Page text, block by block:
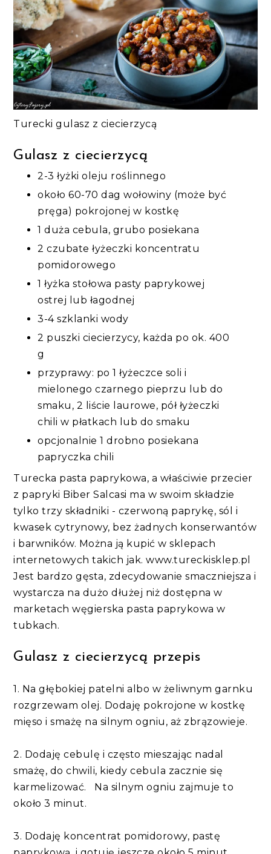
Turecki gulasz z ciecierzycą
Gulasz z ciecierzycą
2-3 łyżki oleju roślinnego
około 60-70 dag wołowiny (może być
pręga) pokrojonej w kostkę
1 duża cebula, grubo posiekana
2 czubate łyżeczki koncentratu
pomidorowego
1 łyżka stołowa pasty paprykowej
ostrej lub łagodnej
3-4 szklanki wody
2 puszki ciecierzycy, każda po ok. 400
g
przyprawy: po 1 łyżeczce soli i
mielonego czarnego pieprzu lub do
smaku, 2 liście laurowe, pół łyżeczki
chili w płatkach lub do smaku
opcjonalnie 1 drobno posiekana
papryczka chili
Turecka pasta paprykowa, a właściwie przecier
z papryki Biber Salcasi ma w swoim składzie
tylko trzy składniki - czerwoną paprykę, sól i
kwasek cytrynowy, bez żadnych konserwantów
i barwników. Można ją kupić w sklepach
internetowych takich jak. www.tureckisklep.pl
Jest bardzo gęsta, zdecydowanie smaczniejsza i
wystarcza na dużo dłużej niż dostępna w
marketach węgierska pasta paprykowa w
tubkach.
Gulasz z ciecierzycą przepis
1. Na głębokiej patelni albo w żeliwnym garnku
rozgrzewam olej. Dodaję pokrojone w kostkę
mięso i smażę na silnym ogniu, aż zbrązowieje.
2. Dodaję cebulę i często mieszając nadal
smażę, do chwili, kiedy cebula zacznie się
karmelizować. Na silnym ogniu zajmuje to
około 3 minut.
3. Dodaję koncentrat pomidorowy, pastę